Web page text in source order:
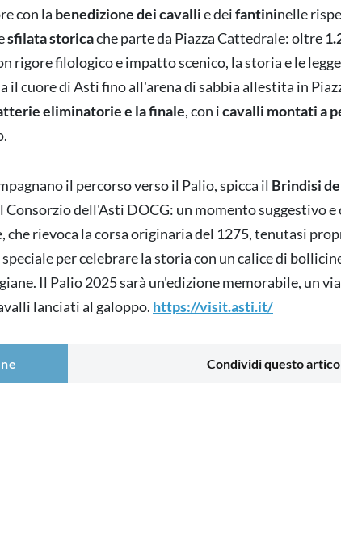
con la benedizione dei cavallie deifantininelle
sfilata storicache parte da Piazza Cattedrale: oltre
rigore filologico e impatto scenico, la storia e le
il cuore di Asti fino all'arena di sabbia allestita in
eliminatorie e la finale, con icavalli montati a
il percorso verso il Palio, spicca il Brindisi
Consorzio dell'Asti DOCG: un momento suggestivo
rievoca la corsa originaria del 1275, tenutasi
per celebrare la storia con un calice di
Il Palio 2025 sarà un'edizione memorabile, un
lanciati al galoppo. https://visit.asti.it/
Condividi questo